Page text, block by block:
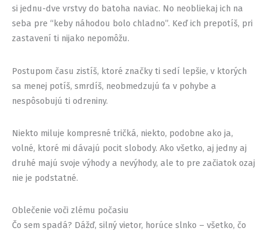
si jednu-dve vrstvy do batoha naviac. No neobliekaj ich na
seba pre “keby náhodou bolo chladno”. Keď ich prepotíš, pri
zastavení ti nijako nepomôžu.
Postupom času zistíš, ktoré značky ti sedí lepšie, v ktorých
sa menej potíš, smrdíš, neobmedzujú ťa v pohybe a
nespôsobujú ti odreniny.
Niekto miluje kompresné tričká, niekto, podobne ako ja,
volné, ktoré mi dávajú pocit slobody. Ako všetko, aj jedny aj
druhé majú svoje výhody a nevýhody, ale to pre začiatok ozaj
nie je podstatné.
Oblečenie voči zlému počasiu
Čo sem spadá? Dážď, silný vietor, horúce slnko – všetko, čo